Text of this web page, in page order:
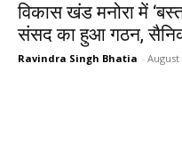
​विकास खंड मनोरा में
संसद का हुआ गठन,
Ravindra Singh Bhatia - August